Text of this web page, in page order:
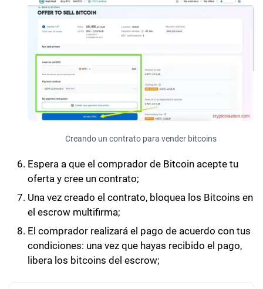
Creando un contrato para vender bitcoins
Espera a que el comprador de Bitcoin acepte tu
oferta y cree un contrato;
Una vez creado el contrato, bloquea los Bitcoins en
el escrow multifirma;
El comprador realizará el pago de acuerdo con tus
condiciones: una vez que hayas recibido el pago,
libera los bitcoins del escrow;